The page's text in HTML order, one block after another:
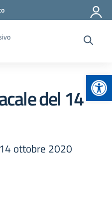
del 14
ottobre 2020